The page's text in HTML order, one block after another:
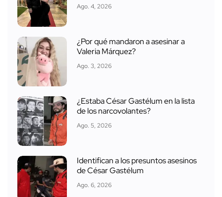
Ago. 4, 2026
¿Por qué mandaron a asesinar a
Valeria Márquez?
Ago. 3, 2026
¿Estaba César Gastélum en la lista
de los narcovolantes?
Ago. 5, 2026
Identifican a los presuntos asesinos
de César Gastélum
Ago. 6, 2026